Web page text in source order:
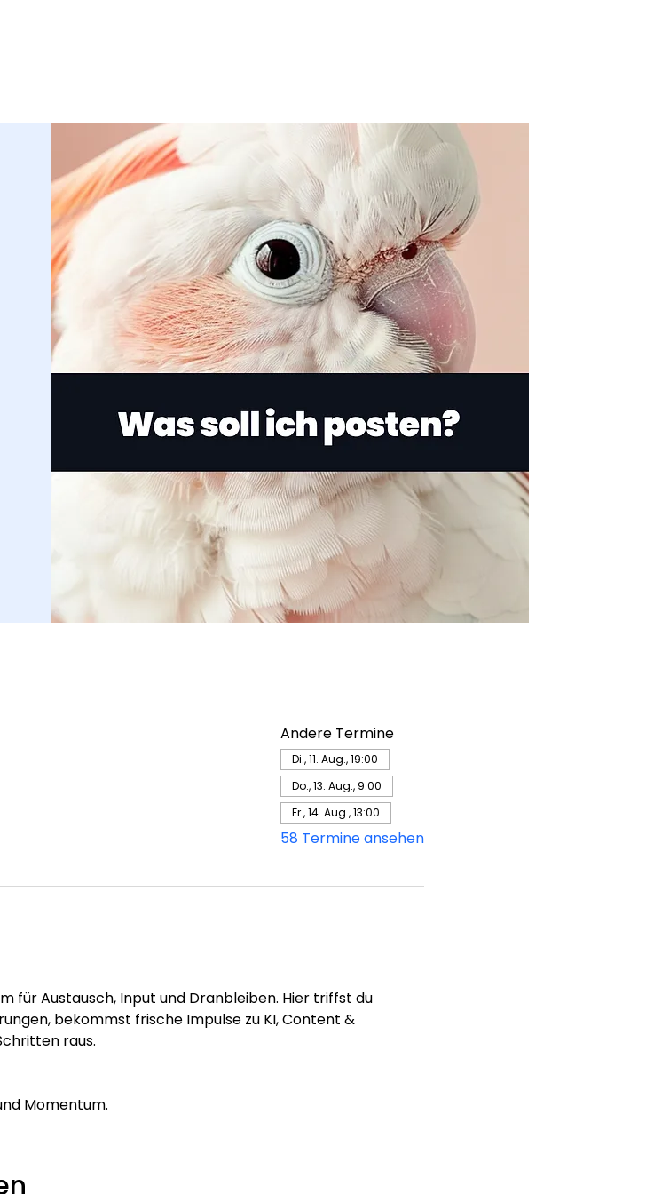
Andere Termine
Di., 11. Aug., 19:00
Do., 13. Aug., 9:00
Fr., 14. Aug., 13:00
58 Termine ansehen
für Austausch, Input und Dranbleiben. Hier triffst du
bekommst frische Impulse zu KI, Content &
raus.
Momentum.